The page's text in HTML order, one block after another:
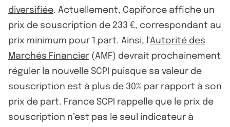
diversifiée. Actuellement, Capiforce affiche un
prix de souscription de 233 €, correspondant au
prix minimum pour 1 part. Ainsi, l'Autorité des
Marchés Financier (AMF) devrait prochainement
réguler la nouvelle SCPI puisque sa valeur de
souscription est à plus de 30% par rapport à son
prix de part. France SCPI rappelle que le prix de
souscription n’est pas le seul indicateur à